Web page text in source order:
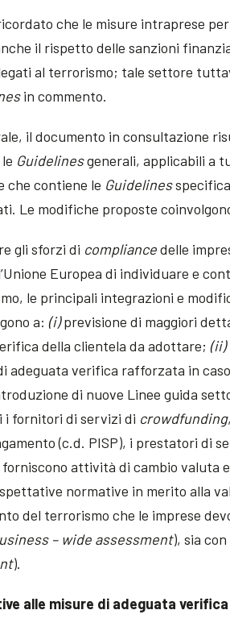
che le misure intraprese
il rispetto delle sanzioni
al terrorismo; tale settore
in commento.
il documento in consultazione
Guidelinesgenerali, applicabili a
che contiene le Guidelines
Le modifiche proposte
gli sforzi di compliancedelle
Europea di individuare e
le principali integrazioni e
a:(i)previsione di maggiori
della clientela da adottare;(ii)
adeguata verifica rafforzata in
di nuove Linee guida
i fornitori di servizi di crowdfunding
(c.d. PISP), i prestatori di
forniscono attività di cambio valuta
normative in merito alla
del terrorismo che le imprese
– wide assessment), sia
).
alle misure di adeguata